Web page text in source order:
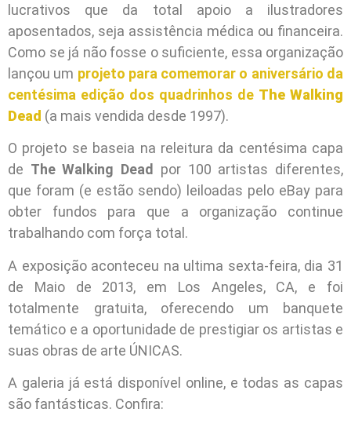
lucrativos que da total apoio a ilustradores
aposentados, seja assistência médica ou financeira.
Como se já não fosse o suficiente, essa organização
lançou um projeto para comemorar o aniversário da
centésima edição dos quadrinhos de The Walking
Dead (a mais vendida desde 1997).
O projeto se baseia na releitura da centésima capa
de The Walking Dead
por 100 artistas diferentes,
que foram (e estão sendo) leiloadas pelo eBay para
obter fundos para que a organização continue
trabalhando com força total.
A exposição aconteceu na ultima sexta-feira, dia 31
de Maio de 2013, em Los Angeles, CA, e foi
totalmente gratuita, oferecendo um banquete
temático e a oportunidade de prestigiar os artistas e
suas obras de arte ÚNICAS.
A galeria já está disponível online, e todas as capas
são fantásticas. Confira: